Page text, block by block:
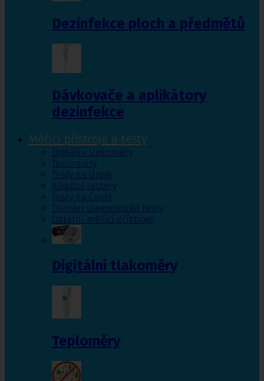
Dezinfekce ploch a předmětů
Dávkovače a aplikátory
dezinfekce
Měřící přístroje a testy
Digitální tlakoměry
Teploměry
Testy na drogy
Alkohol testery
Testy na Covid
Domácí diagnostické testy
Ostatní měřící přístroje
Digitální tlakoměry
Teploměry